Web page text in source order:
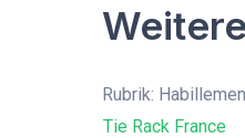
Rubrik:
Tie Rack France